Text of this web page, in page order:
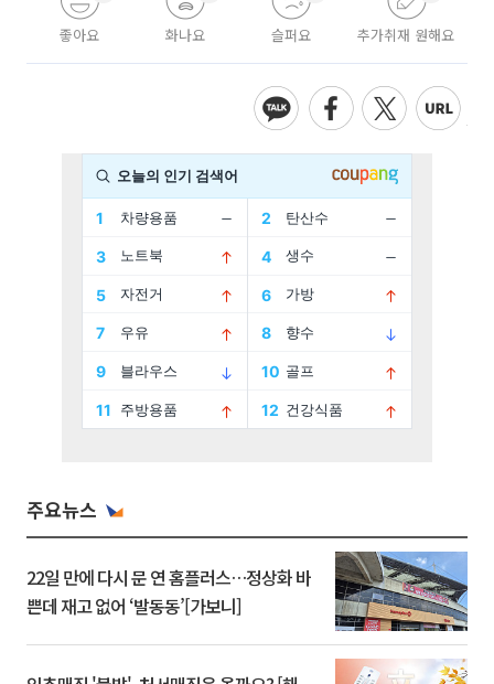
좋아요 화나요 슬퍼요 추가취재 원해요
주요뉴스
22일 만에 다시 문 연 홈플러스…정상화 바
쁜데 재고 없어 ‘발동동’[가보니]